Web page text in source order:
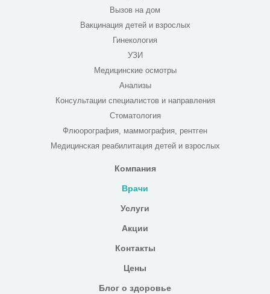
Вызов на дом
Вакцинация детей и взрослых
Гинекология
УЗИ
Медицинские осмотры
Анализы
Консультации специалистов и направления
Стоматология
Флюорография, маммография, рентген
Медицинская реабилитация детей и взрослых
Компания
Врачи
Услуги
Акции
Контакты
Цены
Блог о здоровье